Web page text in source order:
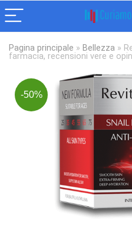
Pagina principale » Bellezza »
farmacia, recensioni vere e
-50%